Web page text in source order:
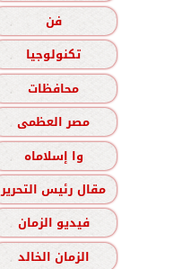
فن
تكنولوجيا
محافظات
مصر العظمى
وا إسلاماه
مقال رئيس التحرير
فيديو الزمان
الزمان الخالد